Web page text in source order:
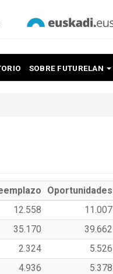
SOBRE FUTURELAN
Oportunidades
12.558
11.007
35.170
39.662
2.324
5.526
4.936 5.378